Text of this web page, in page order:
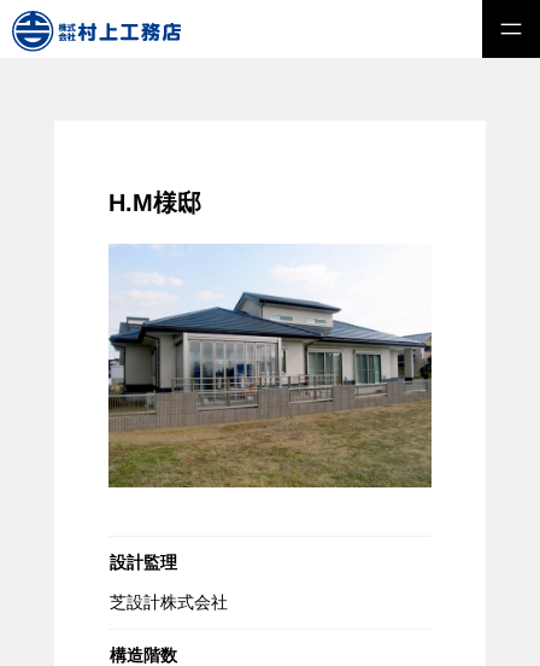
H.M様邸
設計監理
芝設計株式会社
構造階数